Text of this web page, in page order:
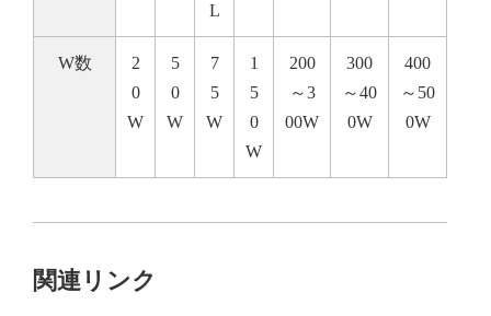
L
W数
2
0
W
5
0
W
7
5
W
1
5
0
W
200
～3
00W
300
～40
0W
400
～50
0W
関連リンク